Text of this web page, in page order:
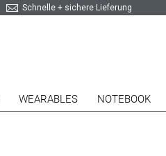
Schnelle + sichere Lieferung
WEARABLES NOTEBOOK